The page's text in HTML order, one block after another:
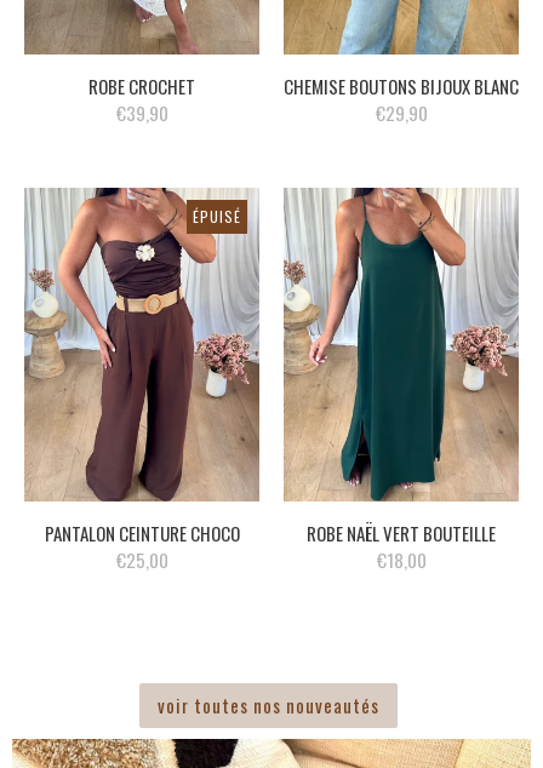
ROBE CROCHET
€39,90
CHEMISE BOUTONS BIJOUX BLANC
€29,90
ÉPUISÉ
PANTALON CEINTURE CHOCO
€25,00
ROBE NAËL VERT BOUTEILLE
€18,00
voir toutes nos nouveautés